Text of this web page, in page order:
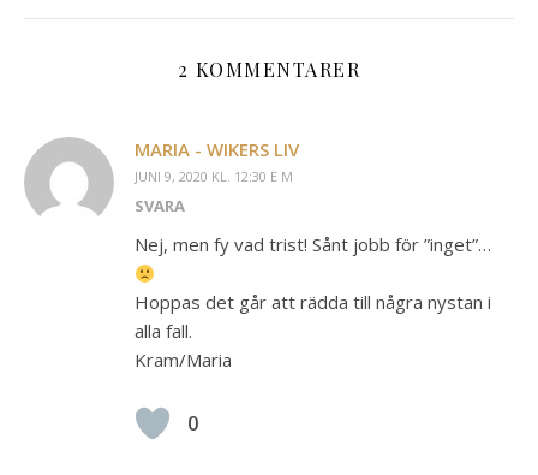
2 KOMMENTARER
MARIA - WIKERS LIV
JUNI 9, 2020 KL. 12:30 E M
SVARA
Nej, men fy vad trist! Sånt jobb för ”inget”…
Hoppas det går att rädda till några nystan i
alla fall.
Kram/Maria
0